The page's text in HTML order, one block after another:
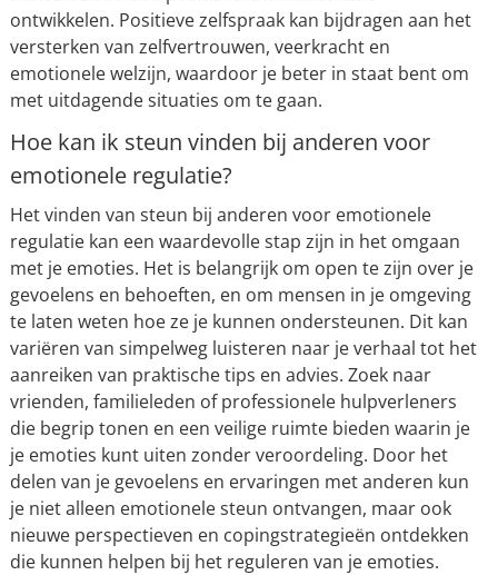
ontwikkelen. Positieve zelfspraak kan bijdragen aan het
versterken van zelfvertrouwen, veerkracht en
emotionele welzijn, waardoor je beter in staat bent om
met uitdagende situaties om te gaan.
Hoe kan ik steun vinden bij anderen voor
emotionele regulatie?
Het vinden van steun bij anderen voor emotionele
regulatie kan een waardevolle stap zijn in het omgaan
met je emoties. Het is belangrijk om open te zijn over je
gevoelens en behoeften, en om mensen in je omgeving
te laten weten hoe ze je kunnen ondersteunen. Dit kan
variëren van simpelweg luisteren naar je verhaal tot het
aanreiken van praktische tips en advies. Zoek naar
vrienden, familieleden of professionele hulpverleners
die begrip tonen en een veilige ruimte bieden waarin je
je emoties kunt uiten zonder veroordeling. Door het
delen van je gevoelens en ervaringen met anderen kun
je niet alleen emotionele steun ontvangen, maar ook
nieuwe perspectieven en copingstrategieën ontdekken
die kunnen helpen bij het reguleren van je emoties.